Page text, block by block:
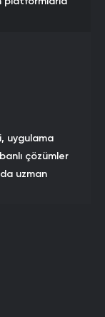
uygulama
çözümler
uzman